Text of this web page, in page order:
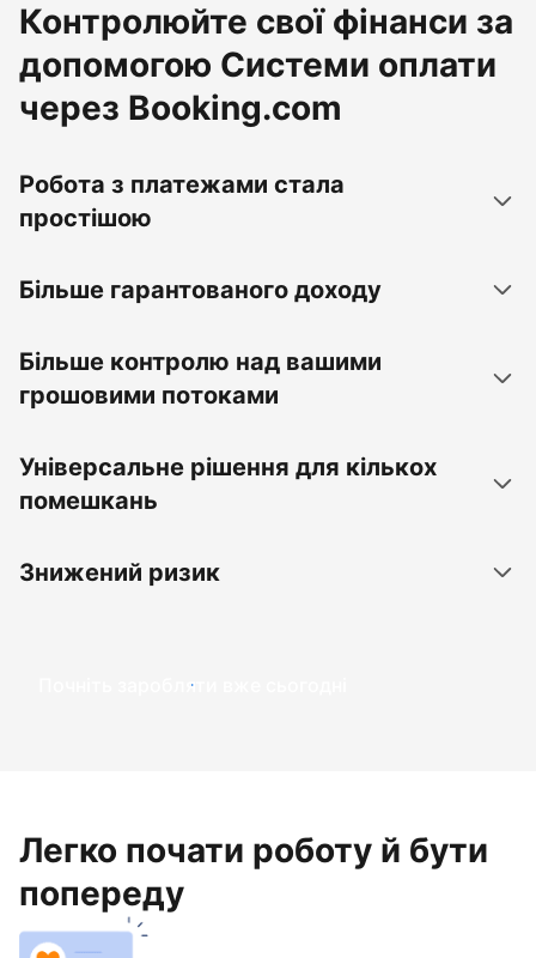
Контролюйте свої фінанси за
допомогою Системи оплати
через Booking.com
Робота з платежами стала
простішою
Більше гарантованого доходу
Більше контролю над вашими
грошовими потоками
Універсальне рішення для кількох
помешкань
Знижений ризик
Почніть заробляти вже сьогодні
Легко почати роботу й бути
попереду